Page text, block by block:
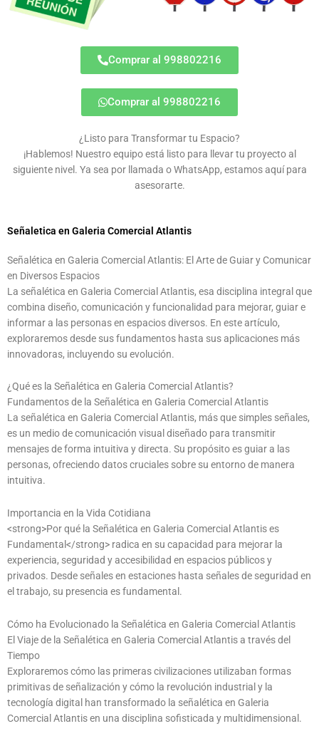
Comprar al 998802216
Comprar al 998802216
¿Listo para Transformar tu Espacio?
¡Hablemos! Nuestro equipo está listo para llevar tu proyecto al
siguiente nivel. Ya sea por llamada o WhatsApp, estamos aquí para
asesorarte.
Señaletica en Galeria Comercial Atlantis
Señalética en Galeria Comercial Atlantis: El Arte de Guiar y Comunicar
en Diversos Espacios
La señalética en Galeria Comercial Atlantis, esa disciplina integral que
combina diseño, comunicación y funcionalidad para mejorar, guiar e
informar a las personas en espacios diversos. En este artículo,
exploraremos desde sus fundamentos hasta sus aplicaciones más
innovadoras, incluyendo su evolución.
¿Qué es la Señalética en Galeria Comercial Atlantis?
Fundamentos de la Señalética en Galeria Comercial Atlantis
La señalética en Galeria Comercial Atlantis, más que simples señales,
es un medio de comunicación visual diseñado para transmitir
mensajes de forma intuitiva y directa. Su propósito es guiar a las
personas, ofreciendo datos cruciales sobre su entorno de manera
intuitiva.
Importancia en la Vida Cotidiana
<strong>Por qué la Señalética en Galeria Comercial Atlantis es
Fundamental</strong> radica en su capacidad para mejorar la
experiencia, seguridad y accesibilidad en espacios públicos y
privados. Desde señales en estaciones hasta señales de seguridad en
el trabajo, su presencia es fundamental.
Cómo ha Evolucionado la Señalética en Galeria Comercial Atlantis
El Viaje de la Señalética en Galeria Comercial Atlantis a través del
Tiempo
Exploraremos cómo las primeras civilizaciones utilizaban formas
primitivas de señalización y cómo la revolución industrial y la
tecnología digital han transformado la señalética en Galeria
Comercial Atlantis en una disciplina sofisticada y multidimensional.